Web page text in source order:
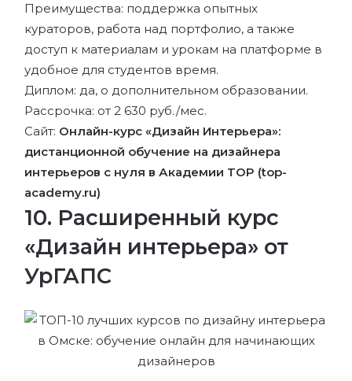
Преимущества: поддержка опытных
кураторов, работа над портфолио, а также
доступ к материалам и урокам на платформе в
удобное для студентов время.
Диплом: да, о дополнительном образовании.
Рассрочка: от 2 630 руб./мес.
Сайт: Онлайн-курс «Дизайн Интерьера»:
дистанционной обучение на дизайнера
интерьеров с нуля в Академии TOP (top-
academy.ru)
10. Расширенный курс
«Дизайн интерьера» от
УрГАПС